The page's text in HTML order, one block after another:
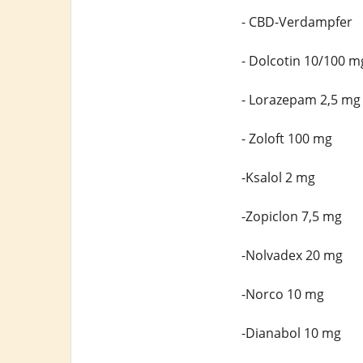
- CBD-Verdampfer
- Dolcotin 10/100
- Lorazepam 2,5 mg
- Zoloft 100 mg
-Ksalol 2 mg
-Zopiclon 7,5 mg
-Nolvadex 20 mg
-Norco 10 mg
-Dianabol 10 mg